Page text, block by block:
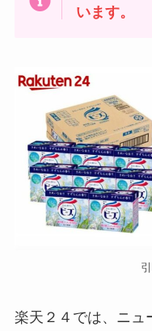
います。
楽天２４では、ニュ